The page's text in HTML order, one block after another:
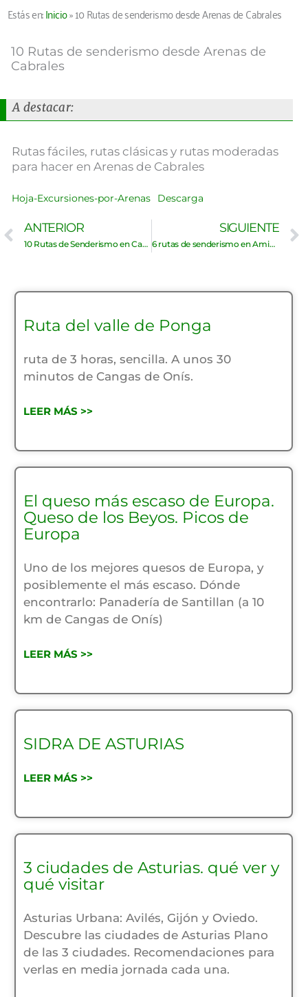
Estás en:Inicio»10 Rutas de senderismo desde Arenas de Cabrales
10 Rutas de senderismo desde Arenas de
Cabrales
A destacar:
Rutas fáciles, rutas clásicas y rutas moderadas
para hacer en Arenas de Cabrales
Hoja-Excursiones-por-Arenas Descarga
Ant
ANTERIOR
10 Rutas de Senderismo en Cabrales
SIGUIENTE
6 rutas de senderismo en Amieva
Ruta del valle de Ponga
ruta de 3 horas, sencilla. A unos 30
minutos de Cangas de Onís.
LEER MÁS >>
El queso más escaso de Europa.
Queso de los Beyos. Picos de
Europa
Uno de los mejores quesos de Europa, y
posiblemente el más escaso. Dónde
encontrarlo: Panadería de Santillan (a 10
km de Cangas de Onís)
LEER MÁS >>
SIDRA DE ASTURIAS
LEER MÁS >>
3 ciudades de Asturias. qué ver y
qué visitar
Asturias Urbana: Avilés, Gijón y Oviedo.
Descubre las ciudades de Asturias Plano
de las 3 ciudades. Recomendaciones para
verlas en media jornada cada una.